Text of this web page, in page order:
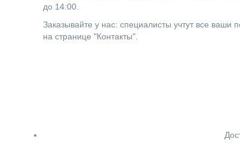
до 14:00.
Заказывайте у нас: специалисты учтут все
на странице "Контакты".